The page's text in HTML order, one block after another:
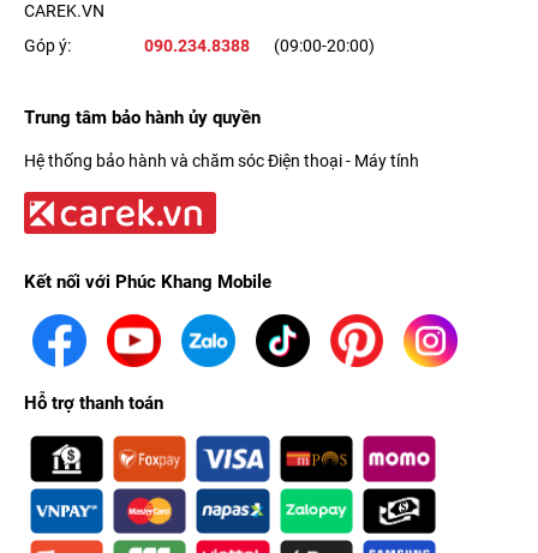
CAREK.VN
Góp ý: 090.234.8388 (09:00-20:00)
Trung tâm bảo hành ủy quyền
Hệ thống bảo hành và chăm sóc Điện thoại - Máy tính
Kết nối với Phúc Khang Mobile
Hỗ trợ thanh toán